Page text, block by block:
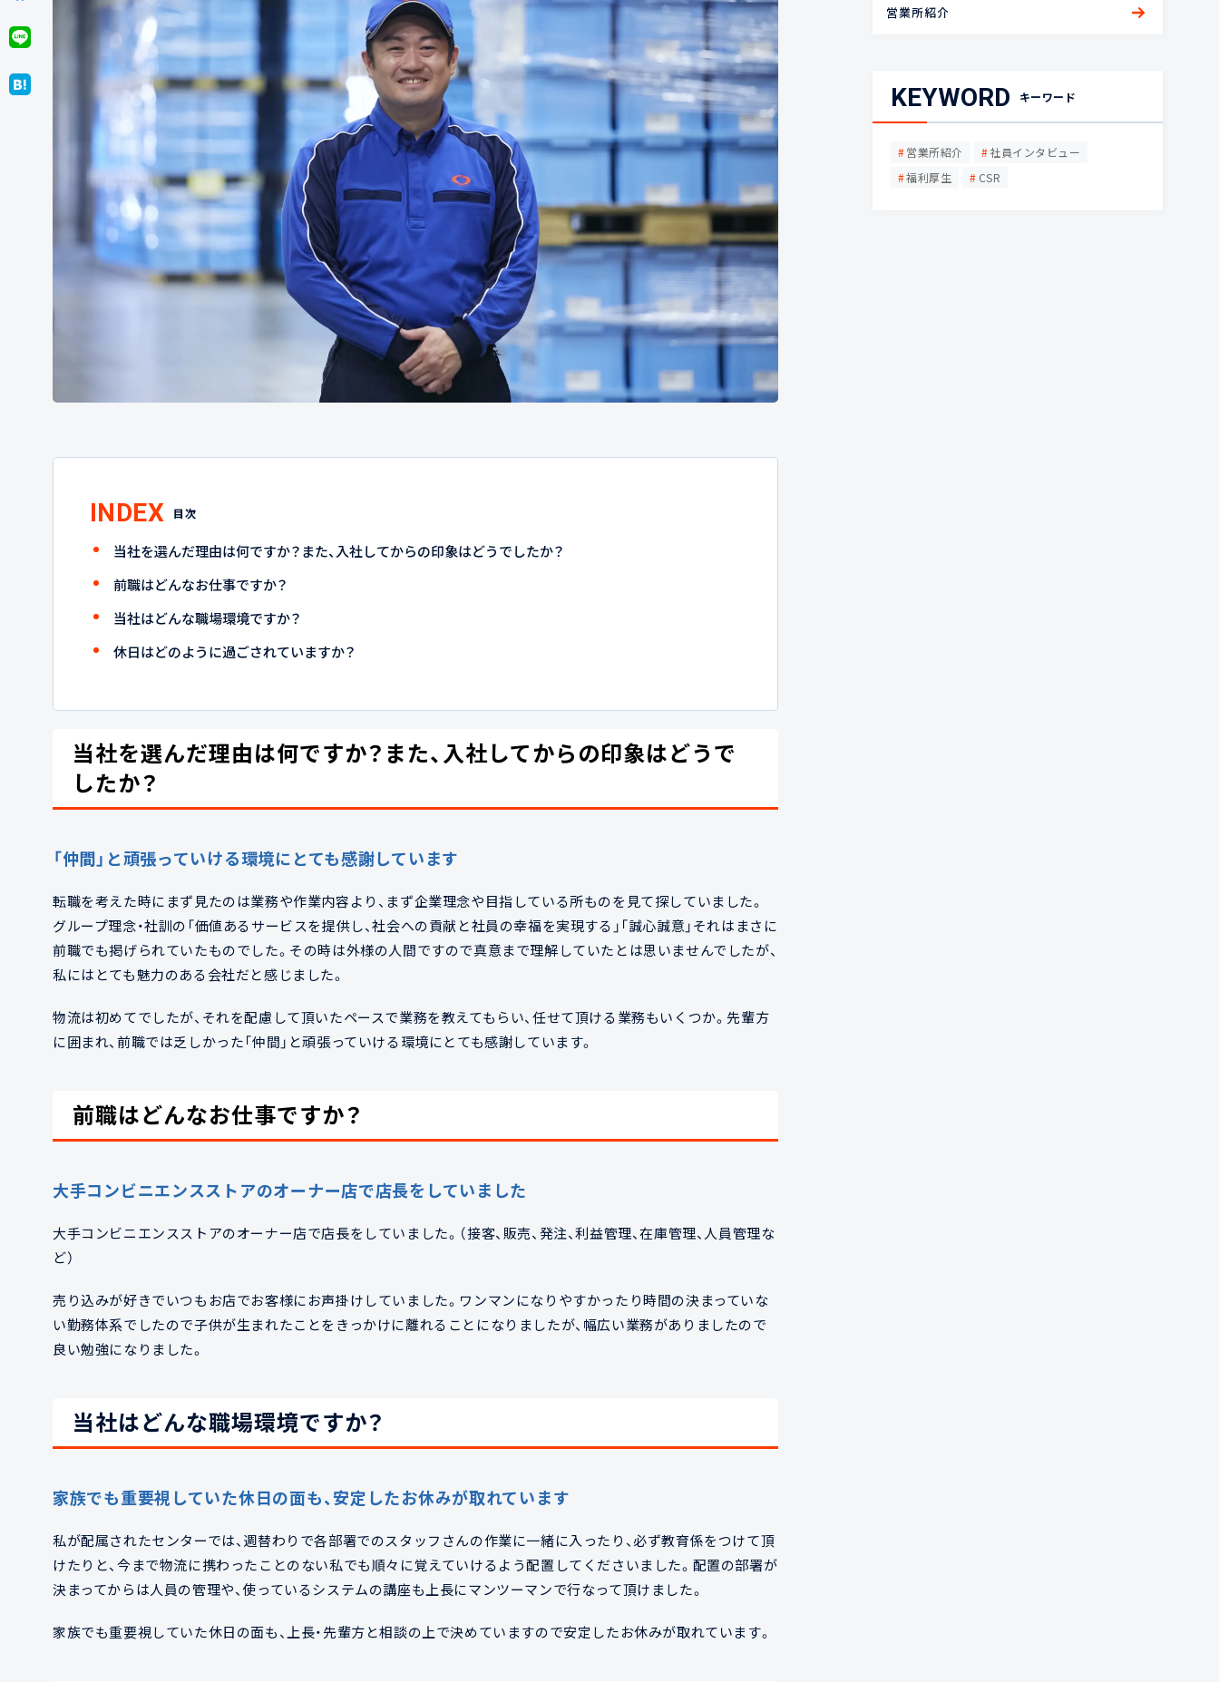
INDEX 目次
当社を選んだ理由は何ですか？また、入社してからの印象はどうでしたか？
前職はどんなお仕事ですか？
当社はどんな職場環境ですか？
休日はどのように過ごされていますか？
当社を選んだ理由は何ですか？また、入社してからの印象はどうで
したか？
「仲間」と頑張っていける環境にとても感謝しています
転職を考えた時にまず見たのは業務や作業内容より、まず企業理念や目指している所ものを見て探していました。
グループ理念・社訓の「価値あるサービスを提供し、社会への貢献と社員の幸福を実現する」「誠心誠意」それはまさに
前職でも掲げられていたものでした。その時は外様の人間ですので真意まで理解していたとは思いませんでしたが、
私にはとても魅力のある会社だと感じました。
物流は初めてでしたが、それを配慮して頂いたペースで業務を教えてもらい、任せて頂ける業務もいくつか。先輩方
に囲まれ、前職では乏しかった「仲間」と頑張っていける環境にとても感謝しています。
前職はどんなお仕事ですか？
大手コンビニエンスストアのオーナー店で店長をしていました
大手コンビニエンスストアのオーナー店で店長をしていました。（接客、販売、発注、利益管理、在庫管理、人員管理な
ど）
売り込みが好きでいつもお店でお客様にお声掛けしていました。ワンマンになりやすかったり時間の決まっていな
い勤務体系でしたので子供が生まれたことをきっかけに離れることになりましたが、幅広い業務がありましたので
良い勉強になりました。
当社はどんな職場環境ですか？
家族でも重要視していた休日の面も、安定したお休みが取れています
私が配属されたセンターでは、週替わりで各部署でのスタッフさんの作業に一緒に入ったり、必ず教育係をつけて頂
けたりと、今まで物流に携わったことのない私でも順々に覚えていけるよう配置してくださいました。配置の部署が
決まってからは人員の管理や、使っているシステムの講座も上長にマンツーマンで行なって頂けました。
家族でも重要視していた休日の面も、上長・先輩方と相談の上で決めていますので安定したお休みが取れています。
営業所紹介
KEYWORD キーワード
営業所紹介
社員インタビュー
福利厚生
CSR